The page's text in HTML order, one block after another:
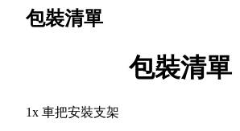
包裝清單
包裝清單
1x 車把安裝支架